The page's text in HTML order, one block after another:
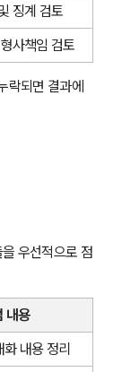
징계 검토
사책임 검토
락되면 결과에
우선적으로 점
내용
화 내용 정리